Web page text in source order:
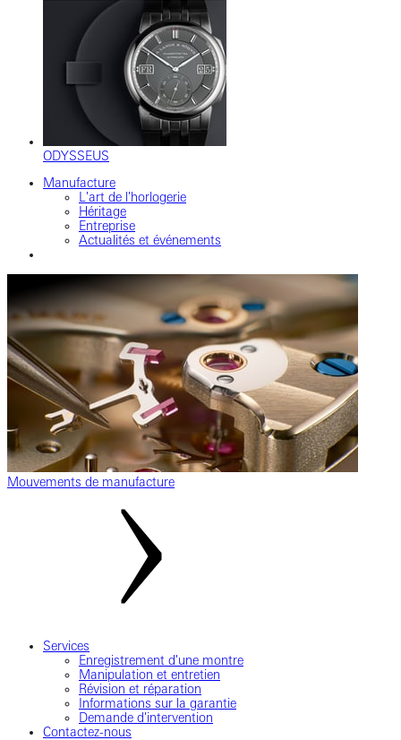
ODYSSEUS
Manufacture
L'art de l'horlogerie
Héritage
Entreprise
Actualités et événements
Mouvements de manufacture
Services
Enregistrement d'une montre
Manipulation et entretien
Révision et réparation
Informations sur la garantie
Demande d'intervention
Contactez-nous